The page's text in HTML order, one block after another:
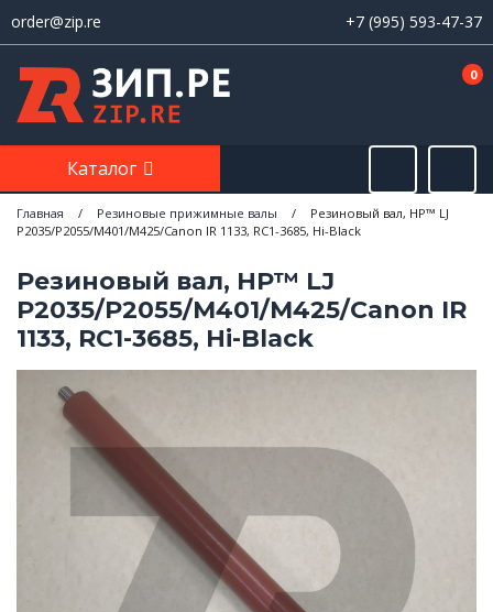
order@zip.re +7 (995) 593-47-37
0
Каталог
Главная / Резиновые прижимные валы /
Резиновый вал, HP™ LJ
P2035/P2055/M401/M425/Canon IR 1133, RC1-3685, Hi-Black
Резиновый вал, HP™ LJ
P2035/P2055/M401/M425/Canon IR
1133, RC1-3685, Hi-Black